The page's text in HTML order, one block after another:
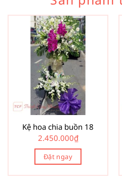
Kệ hoa chia buồn 18
2.450.000₫
Đặt ngay